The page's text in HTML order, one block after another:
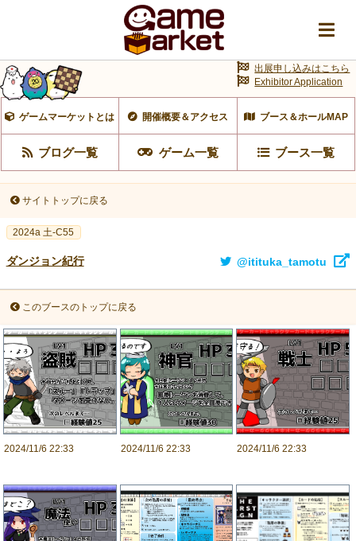
ゲームマーケットとは 開催概要＆アクセス ブース＆ホールMAP
ブログ一覧 ゲーム一覧 ブース一覧
出展申し込みはこちら
Exhibitor Application
サイトトップに戻る
2024a 土-C55
ダンジョン紀行 @itituka_tamotu
このブースのトップに戻る
2024/11/6 22:33 2024/11/6 22:33 2024/11/6 22:33